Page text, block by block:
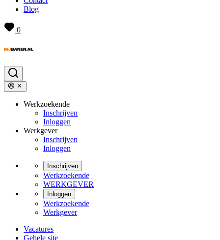
Blog
0
Werkzoekende
Inschrijven
Inloggen
Werkgever
Inschrijven
Inloggen
Inschrijven
Werkzoekende
WERKGEVER
Inloggen
Werkzoekende
Werkgever
Vacatures
Gehele site